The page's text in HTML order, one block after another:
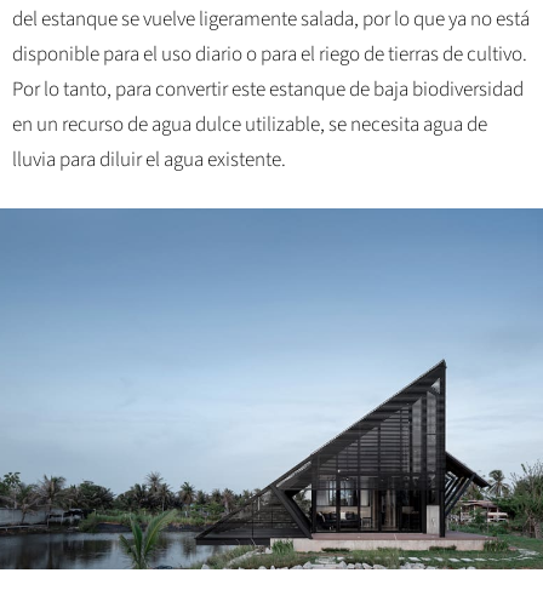
del estanque se vuelve ligeramente salada, por lo que ya no está
disponible para el uso diario o para el riego de tierras de cultivo.
Por lo tanto, para convertir este estanque de baja biodiversidad
en un recurso de agua dulce utilizable, se necesita agua de
lluvia para diluir el agua existente.